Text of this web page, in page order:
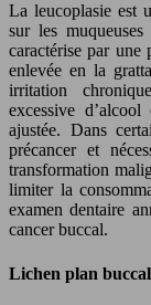
La leucoplasie est
sur les
caractérise par une
enlevée en la
irritation
excessive
ajustée. Dans
précancer et
transformation
limiter la
examen dentaire
cancer buccal.
Lichen plan buccal